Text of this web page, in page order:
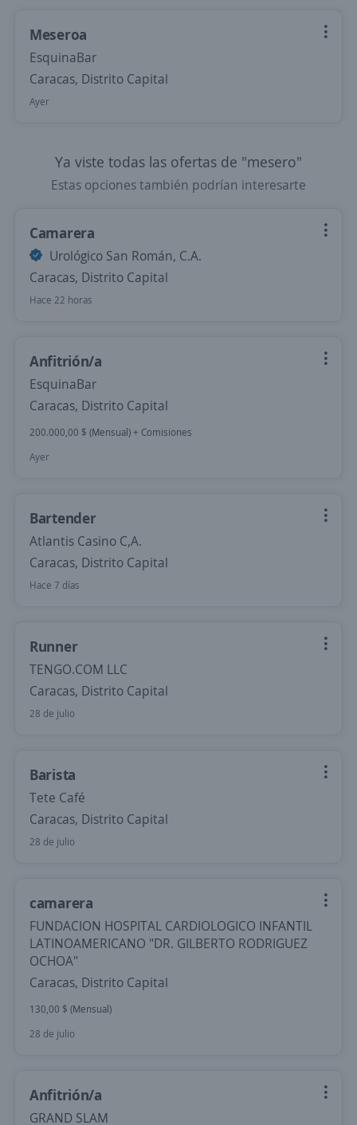
Meseroa
EsquinaBar
Caracas, Distrito Capital
Ayer
Ya viste todas las ofertas de "mesero"
Estas opciones también podrían interesarte
Camarera
Urológico San Román, C.A.
Caracas, Distrito Capital
Hace 22 horas
Anfitrión/a
EsquinaBar
Caracas, Distrito Capital
200.000,00 $ (Mensual) + Comisiones
Ayer
Bartender
Atlantis Casino C,A.
Caracas, Distrito Capital
Hace 7 días
Runner
TENGO.COM LLC
Caracas, Distrito Capital
28 de julio
Barista
Tete Café
Caracas, Distrito Capital
28 de julio
camarera
FUNDACION HOSPITAL CARDIOLOGICO INFANTIL
LATINOAMERICANO "DR. GILBERTO RODRIGUEZ
OCHOA"
Caracas, Distrito Capital
130,00 $ (Mensual)
28 de julio
Anfitrión/a
GRAND SLAM